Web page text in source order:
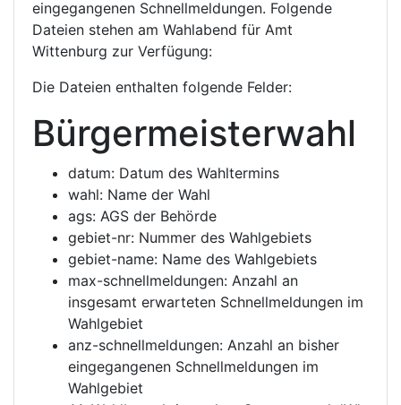
eingegangenen Schnellmeldungen. Folgende
Dateien stehen am Wahlabend für Amt
Wittenburg zur Verfügung:
Die Dateien enthalten folgende Felder:
Bürgermeisterwahl
datum: Datum des Wahltermins
wahl: Name der Wahl
ags: AGS der Behörde
gebiet-nr: Nummer des Wahlgebiets
gebiet-name: Name des Wahlgebiets
max-schnellmeldungen: Anzahl an
insgesamt erwarteten Schnellmeldungen im
Wahlgebiet
anz-schnellmeldungen: Anzahl an bisher
eingegangenen Schnellmeldungen im
Wahlgebiet